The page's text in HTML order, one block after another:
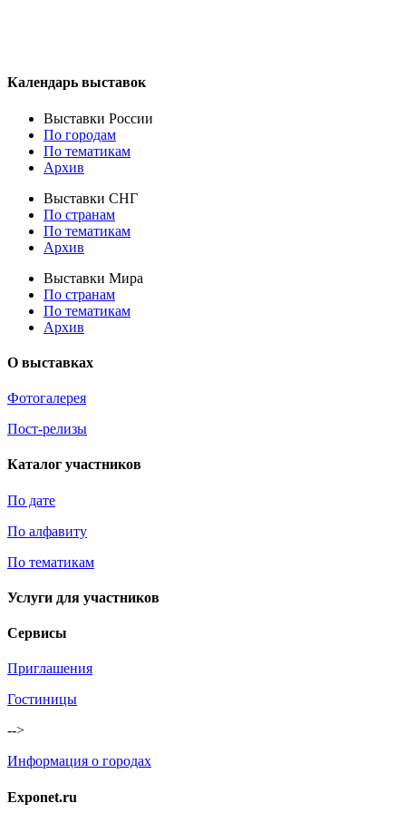
Календарь выставок
Выставки России
По городам
По тематикам
Архив
Выставки СНГ
По странам
По тематикам
Архив
Выставки Мира
По странам
По тематикам
Архив
О выставках
Фотогалерея
Пост-релизы
Каталог участников
По дате
По алфавиту
По тематикам
Услуги для участников
Сервисы
Приглашения
Гостиницы
-->
Информация о городах
Exponet.ru